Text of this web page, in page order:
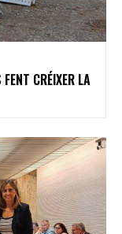
CRÉIXER LA